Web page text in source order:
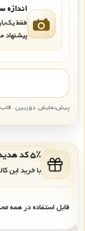
اندازه
فقط
پیش‌نمایش دوربین: قاب تقریبی با
۵٪ کد هدیه برای خرید بعدی
با خرید این
قابل استفاده در همه